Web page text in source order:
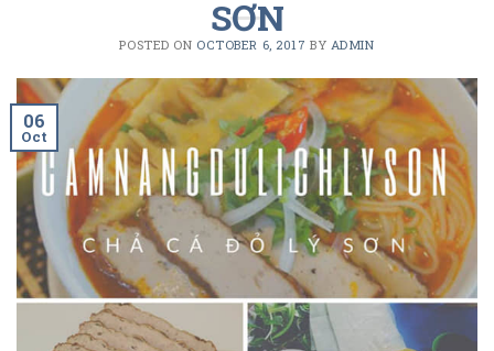
POSTED ON OCTOBER 6, 2017 BY ADMIN
06
Oct